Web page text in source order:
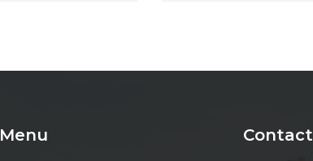
Menu Contact